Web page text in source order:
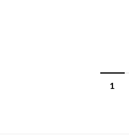
1